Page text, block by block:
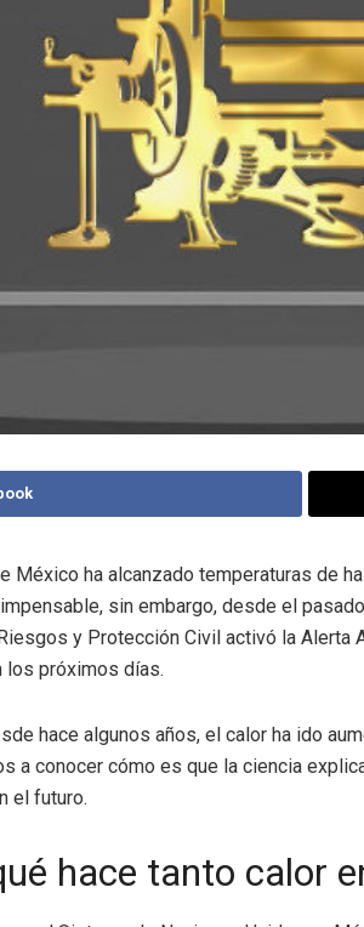
México ha alcanzado temperaturas de
sin embargo, desde el
y Protección Civil activó la Alerta
los próximos días.
hace algunos años, el calor ha ido
a conocer cómo es que la ciencia
el futuro.
hace tanto calor